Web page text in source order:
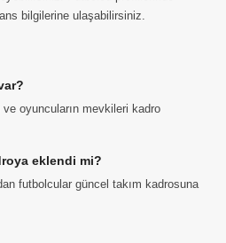
bilgilerine ulaşabilirsiniz.
oyuncuların mevkileri kadro
eklendi mi?
futbolcular güncel takım kadrosuna